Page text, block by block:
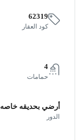
62319
كود العقار
4
حمامات
أرضي بحديقه خاصه
الدور